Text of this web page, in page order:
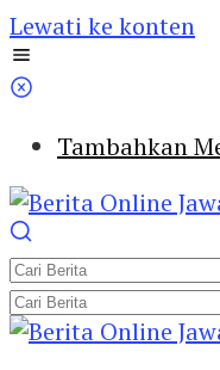
Lewati ke konten
Tambahkan